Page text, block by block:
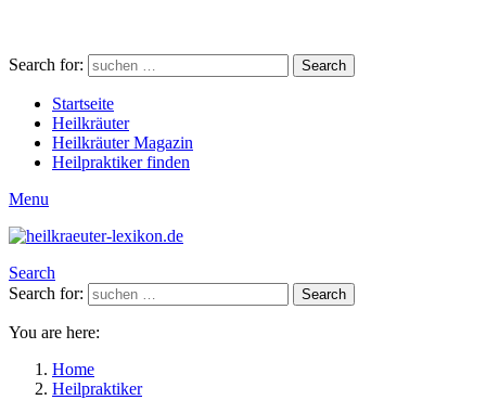
Search for: Search
Startseite
Heilkräuter
Heilkräuter Magazin
Heilpraktiker finden
Menu
Search
Search for:
Search
You are here:
Home
Heilpraktiker